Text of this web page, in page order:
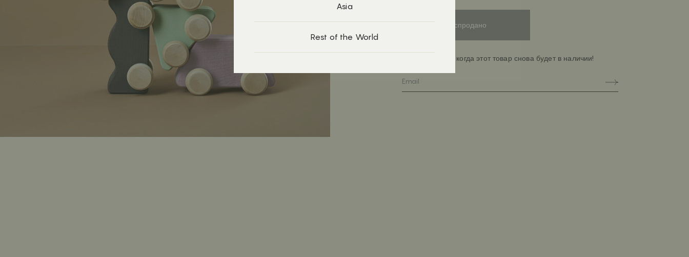
Распродано
Напишите мне, когда этот товар снова будет в наличии!
Asia
Rest of the World